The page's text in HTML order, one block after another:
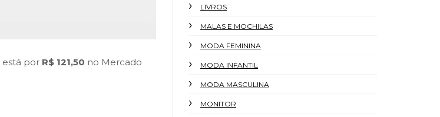
está por R$ 121,50 no Mercado
LIVROS
MALAS E MOCHILAS
MODA FEMININA
MODA INFANTIL
MODA MASCULINA
MONITOR